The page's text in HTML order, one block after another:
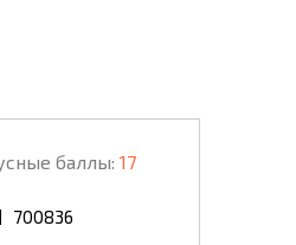
баллы: 17
700836